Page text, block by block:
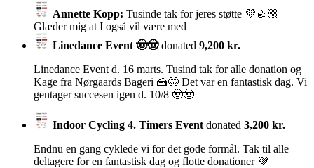
Annette Kopp: Tusinde tak for jeres støtte 💜👍🏼
Glæder mig at I også vil være med
Linedance Event 🤠🤠donated 9,200 kr.
Linedance Event d. 16 marts. Tusind tak for alle donation og
Kage fra Nørgaards Bageri 🍰🤩 Det var en fantastisk dag. Vi
gentager succesen igen d. 10/8 🤠🤠
Indoor Cycling 4. Timers Event donated 3,200 kr.
Endnu en gang cyklede vi for det gode formål. Tak til alle
deltagere for en fantastisk dag og flotte donationer 💜